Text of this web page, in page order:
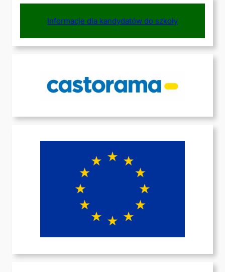
Informacje dla kandydatów do szkoły